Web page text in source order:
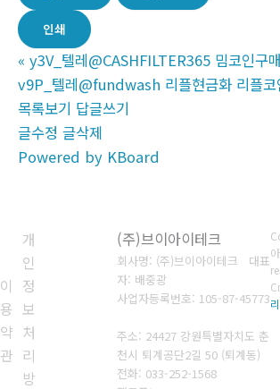
인쇄
« y3V_텔레@CASHFILTER365 밈코인구
v9P_텔레@fundwash 리플현금화 리플코
목록보기 답글쓰기
글수정 글삭제
Powered by KBoard
이
용
약
관
개
인
정
보
처
리
방
(주)브이아이테크
회사명: (주)브이아이테크 대표
자: 배중광
사업자등록번호: 105-87-45773
주소: 24427 강원특별자치도 춘
천시 퇴계공단2길 50 (퇴계동)
전화: 033-252-1568